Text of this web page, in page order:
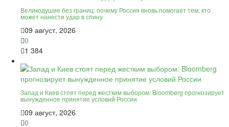
Великодушие без границ: почему Россия вновь помогает тем, кто
может нанести удар в спину
09 август, 2026
0
1 384
Запад и Киев стоят перед жестким выбором: Bloomberg прогнозирует
вынужденное принятие условий России
09 август, 2026
0